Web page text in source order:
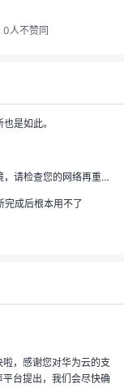
0人不赞同
是如此。
查您的网络再重新链接
成后根本用不了
，感谢您对华为云的支
台提出，我们会尽快确